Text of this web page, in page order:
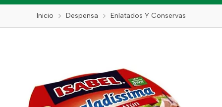
Inicio Despensa Enlatados Y Conservas